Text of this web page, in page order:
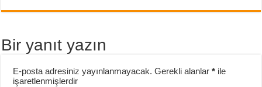
Bir yanıt yazın
E-posta adresiniz yayınlanmayacak. Gerekli alanlar* ile
işaretlenmişlerdir